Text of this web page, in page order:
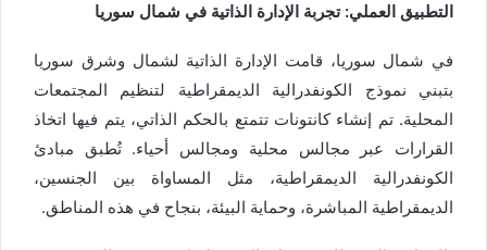
التطبيق العملي: تجربة الإدارة الذاتية في شمال سوريا
في شمال سوريا، قامت الإدارة الذاتية لشمال وشرق سوريا
بتبني نموذج الكونفدرالية الديمقراطية لتنظيم المجتمعات
المحلية. تم إنشاء كانتونات تتمتع بالحكم الذاتي، يتم فيها اتخاذ
القرارات عبر مجالس محلية ومجالس أحياء. تُطبق مبادئ
الكونفدرالية الديمقراطية، مثل المساواة بين الجنسين،
الديمقراطية المباشرة، وحماية البيئة، بنجاح في هذه المناطق.